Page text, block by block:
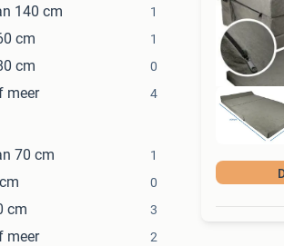
140 cm
1
cm 1
cm 0
meer 4
70 cm
1
0
cm 3
meer 2